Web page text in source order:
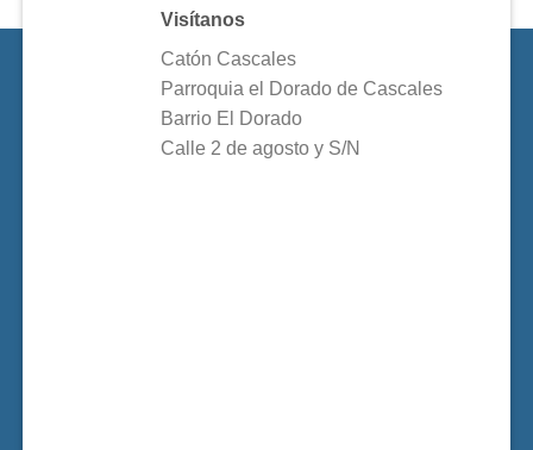
Visítanos
Catón Cascales
Parroquia el Dorado de Cascales
Barrio El Dorado
Calle 2 de agosto y S/N